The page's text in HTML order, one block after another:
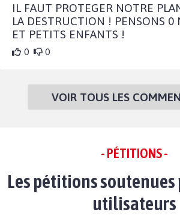
IL FAUT PROTEGER NOTRE
LA DESTRUCTION ! PENSONS 0
ET PETITS ENFANTS !
0 0
VOIR TOUS LES
- PÉTITIONS -
Les pétitions
utilisateurs